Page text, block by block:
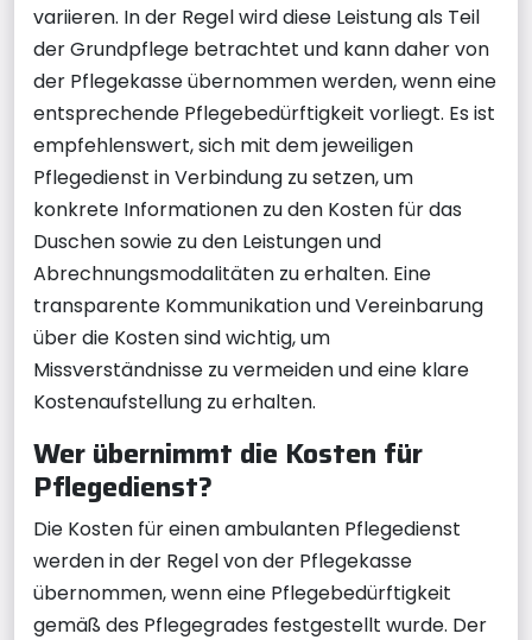
variieren. In der Regel wird diese Leistung als Teil
der Grundpflege betrachtet und kann daher von
der Pflegekasse übernommen werden, wenn eine
entsprechende Pflegebedürftigkeit vorliegt. Es ist
empfehlenswert, sich mit dem jeweiligen
Pflegedienst in Verbindung zu setzen, um
konkrete Informationen zu den Kosten für das
Duschen sowie zu den Leistungen und
Abrechnungsmodalitäten zu erhalten. Eine
transparente Kommunikation und Vereinbarung
über die Kosten sind wichtig, um
Missverständnisse zu vermeiden und eine klare
Kostenaufstellung zu erhalten.
Wer übernimmt die Kosten für
Pflegedienst?
Die Kosten für einen ambulanten Pflegedienst
werden in der Regel von der Pflegekasse
übernommen, wenn eine Pflegebedürftigkeit
gemäß des Pflegegrades festgestellt wurde. Der